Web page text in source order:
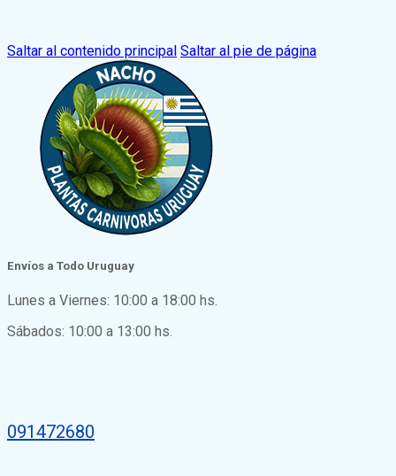
Saltar al contenido principal Saltar al pie de página
Envíos a Todo Uruguay
Lunes a Viernes: 10:00 a 18:00 hs.
Sábados: 10:00 a 13:00 hs.
091472680